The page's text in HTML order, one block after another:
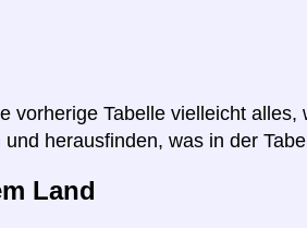
vorherige Tabelle vielleicht alles,
herausfinden, was in der
Land